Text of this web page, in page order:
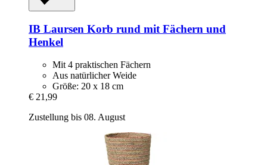
IB Laursen Korb rund mit Fächern und
Henkel
Mit 4 praktischen Fächern
Aus natürlicher Weide
Größe: 20 x 18 cm
€ 21,99
Zustellung bis 08. August